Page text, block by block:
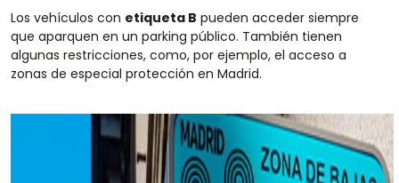
Los vehículos con etiqueta B pueden acceder siempre
que aparquen en un parking público. También tienen
algunas restricciones, como, por ejemplo, el acceso a
zonas de especial protección en Madrid.